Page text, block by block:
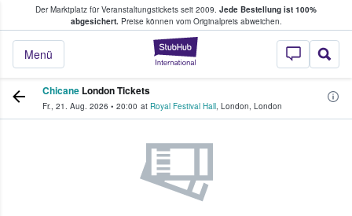
Der Marktplatz für Veranstaltungstickets seit 2009. Jede Bestellung ist 100%
abgesichert.Preise können vom Originalpreis abweichen.
StubHub - Wo
Menü
Tickets kaufen & verkaufen
Chicane London Tickets
Fr., 21. Aug. 2026 • 20:00 at Royal Festival Hall, London, London